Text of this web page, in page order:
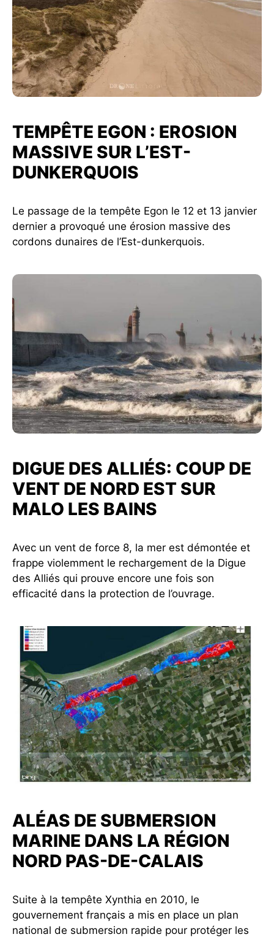
TEMPÊTE EGON : EROSION
MASSIVE SUR L’EST-
DUNKERQUOIS
Le passage de la tempête Egon le 12 et 13 janvier
dernier a provoqué une érosion massive des
cordons dunaires de l’Est-dunkerquois.
DIGUE DES ALLIÉS: COUP DE
VENT DE NORD EST SUR
MALO LES BAINS
Avec un vent de force 8, la mer est démontée et
frappe violemment le rechargement de la Digue
des Alliés qui prouve encore une fois son
efficacité dans la protection de l’ouvrage.
ALÉAS DE SUBMERSION
MARINE DANS LA RÉGION
NORD PAS-DE-CALAIS
Suite à la tempête Xynthia en 2010, le
gouvernement français a mis en place un plan
national de submersion rapide pour protéger les